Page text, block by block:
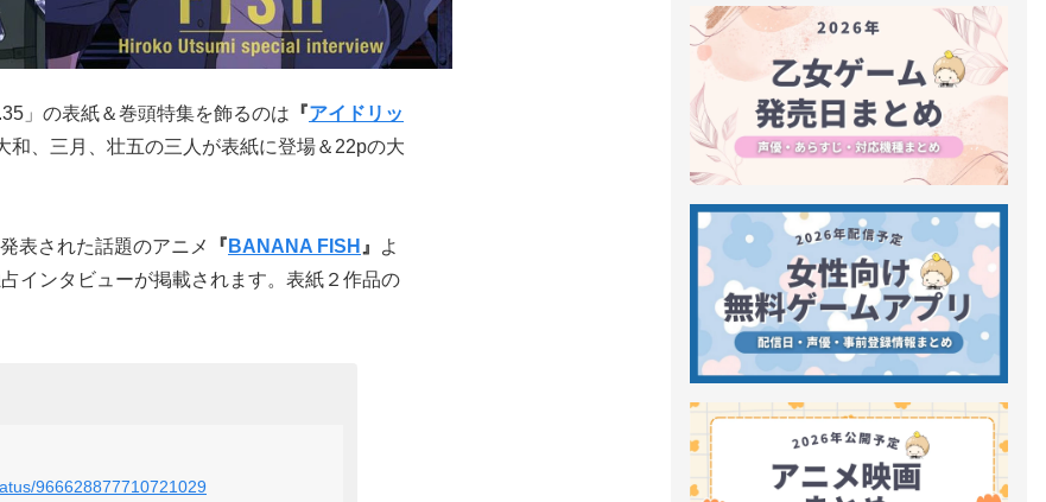
」の表紙＆巻頭特集を飾るのは 『アイドリッ
和、三月、壮五の三人が表紙に登場＆22pの大
表された話題のアニメ 『 BANANA FISH 』
よ
インタビューが掲載されます。表紙２作品の
966628877710721029